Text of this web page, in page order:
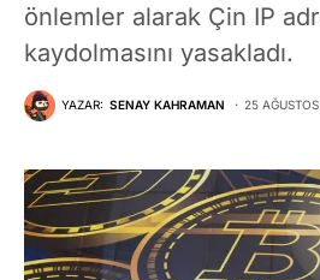
önlemler alarak Çin IP
kaydolmasını yasakladı.
YAZAR: SENAY KAHRAMAN 25